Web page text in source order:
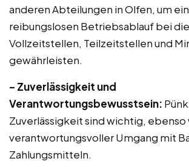
anderen Abteilungen in Olfen, um
reibungslosen Betriebsablauf bei
Vollzeitstellen, Teilzeitstellen und
gewährleisten.
– Zuverlässigkeit und
Verantwortungsbewusstsein:
Zuverlässigkeit sind wichtig, ebenso
verantwortungsvoller Umgang mit
Zahlungsmitteln.